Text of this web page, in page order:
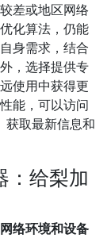
差或地区网络
化算法，仍能
身需求，结合
，选择提供专
使用中获得更
能，可以访问
取最新信息和
：给梨加
络环境和设备